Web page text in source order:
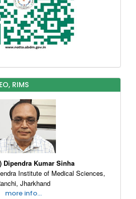
RIMS
Dipendra Kumar Sinha
Institute of Medical Sciences,
Jharkhand
more info...